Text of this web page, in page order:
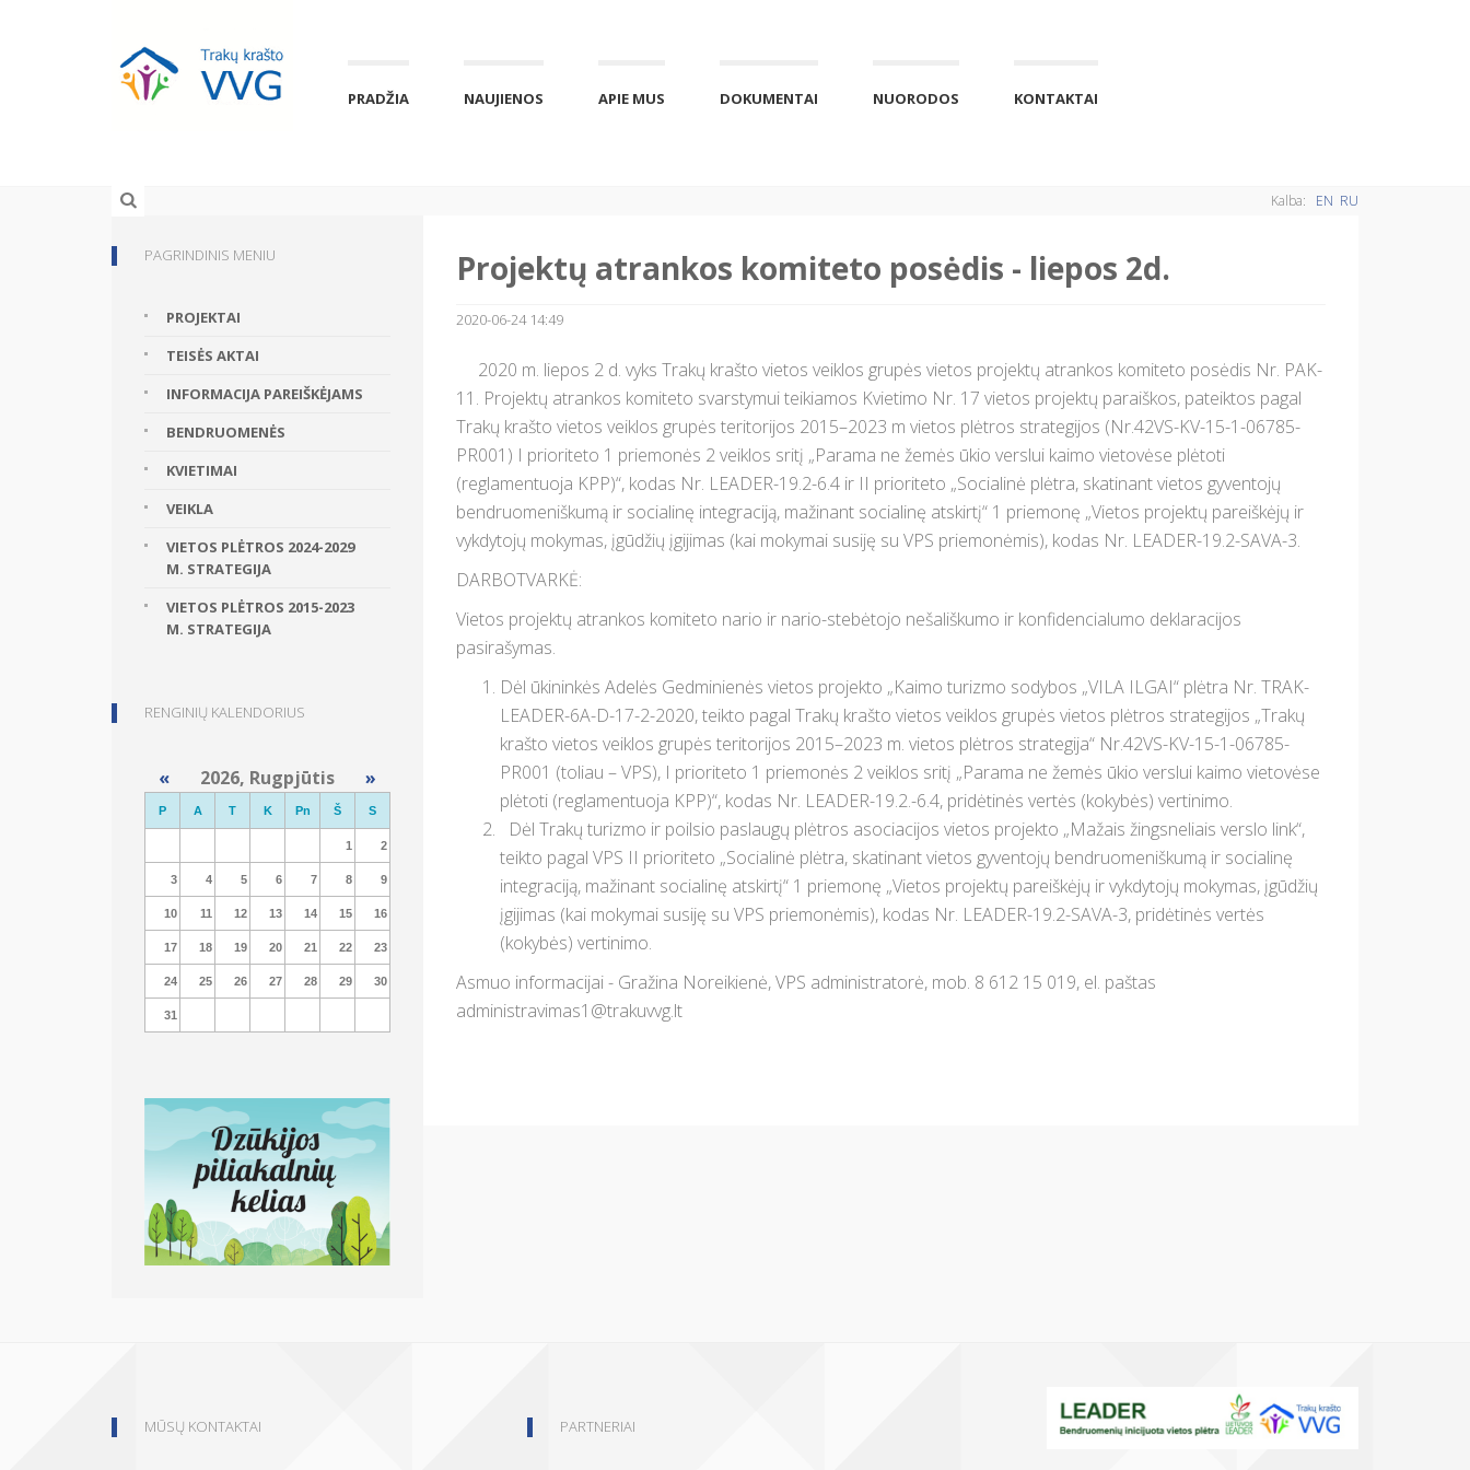
PRADŽIA NAUJIENOS APIE MUS DOKUMENTAI NUORODOS KONTAKTAI
Kalba: EN RU
PAGRINDINIS MENIU
PROJEKTAI
TEISĖS AKTAI
INFORMACIJA PAREIŠKĖJAMS
BENDRUOMENĖS
KVIETIMAI
VEIKLA
VIETOS PLĖTROS 2024-2029
M. STRATEGIJA
VIETOS PLĖTROS 2015-2023
M. STRATEGIJA
RENGINIŲ KALENDORIUS
« 2026, Rugpjūtis »
P A T K Pn Š S
1 2
3 4 5 6 7 8 9
10 11 12 13 14 15 16
17 18 19 20 21 22 23
24 25 26 27 28 29 30
31
Projektų atrankos komiteto posėdis - liepos 2d.
2020-06-24 14:49
2020 m. liepos 2 d. vyks Trakų krašto vietos veiklos grupės vietos projektų atrankos komiteto posėdis Nr. PAK-
11. Projektų atrankos komiteto svarstymui teikiamos Kvietimo Nr. 17 vietos projektų paraiškos, pateiktos pagal
Trakų krašto vietos veiklos grupės teritorijos 2015–2023 m vietos plėtros strategijos (Nr.42VS-KV-15-1-06785-
PR001) I prioriteto 1 priemonės 2 veiklos sritį „Parama ne žemės ūkio verslui kaimo vietovėse plėtoti
(reglamentuoja KPP)“, kodas Nr. LEADER-19.2-6.4 ir II prioriteto „Socialinė plėtra, skatinant vietos gyventojų
bendruomeniškumą ir socialinę integraciją, mažinant socialinę atskirtį“ 1 priemonę „Vietos projektų pareiškėjų ir
vykdytojų mokymas, įgūdžių įgijimas (kai mokymai susiję su VPS priemonėmis), kodas Nr. LEADER-19.2-SAVA-3.
DARBOTVARKĖ:
Vietos projektų atrankos komiteto nario ir nario-stebėtojo nešališkumo ir konfidencialumo deklaracijos
pasirašymas.
Dėl ūkininkės Adelės Gedminienės vietos projekto „Kaimo turizmo sodybos „VILA ILGAI“ plėtra Nr. TRAK-
LEADER-6A-D-17-2-2020, teikto pagal Trakų krašto vietos veiklos grupės vietos plėtros strategijos „Trakų
krašto vietos veiklos grupės teritorijos 2015–2023 m. vietos plėtros strategija“ Nr.42VS-KV-15-1-06785-
PR001 (toliau – VPS), I prioriteto 1 priemonės 2 veiklos sritį „Parama ne žemės ūkio verslui kaimo vietovėse
plėtoti (reglamentuoja KPP)“, kodas Nr. LEADER-19.2.-6.4, pridėtinės vertės (kokybės) vertinimo.
Dėl Trakų turizmo ir poilsio paslaugų plėtros asociacijos vietos projekto „Mažais žingsneliais verslo link“,
teikto pagal VPS II prioriteto „Socialinė plėtra, skatinant vietos gyventojų bendruomeniškumą ir socialinę
integraciją, mažinant socialinę atskirtį“ 1 priemonę „Vietos projektų pareiškėjų ir vykdytojų mokymas, įgūdžių
įgijimas (kai mokymai susiję su VPS priemonėmis), kodas Nr. LEADER-19.2-SAVA-3, pridėtinės vertės
(kokybės) vertinimo.
Asmuo informacijai - Gražina Noreikienė, VPS administratorė, mob. 8 612 15 019, el. paštas
administravimas1@trakuvvg.lt
MŪSŲ KONTAKTAI PARTNERIAI